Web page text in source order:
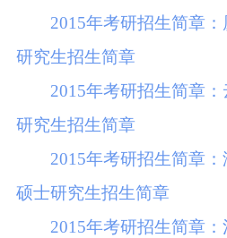
2015年考研招生简章
研究生招生简章
2015年考研招生简章
研究生招生简章
2015年考研招生简章
硕士研究生招生简章
2015年考研招生简章